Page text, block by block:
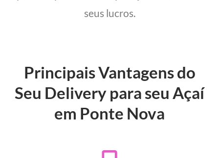
seus lucros.
Principais Vantagens do
Seu Delivery para seu Açaí
em Ponte Nova